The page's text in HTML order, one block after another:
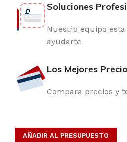
Soluciones
Nuestro equipo
ayudarte
Los Mejores
Compara precios y
AÑADIR AL PRESUPUESTO